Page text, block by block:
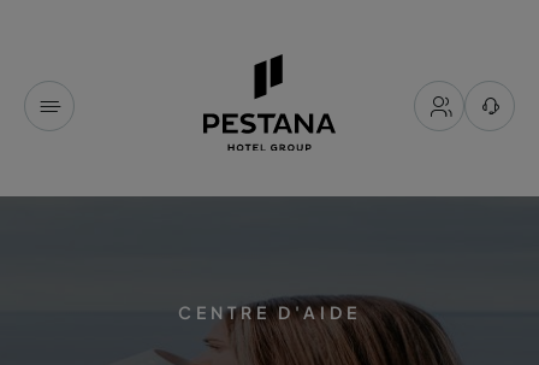
CENTRE D'AIDE